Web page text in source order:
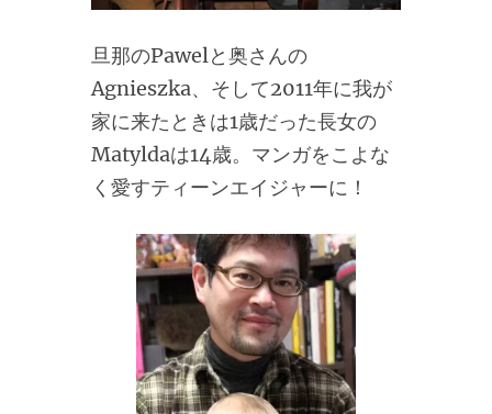
旦那のPawelと奥さんの
Agnieszka、そして2011年に我が
家に来たときは1歳だった長女の
Matyldaは14歳。マンガをこよな
く愛すティーンエイジャーに！